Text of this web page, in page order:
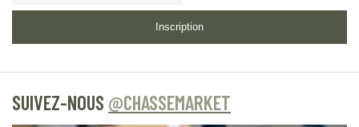
Inscription
SUIVEZ-NOUS @CHASSEMARKET